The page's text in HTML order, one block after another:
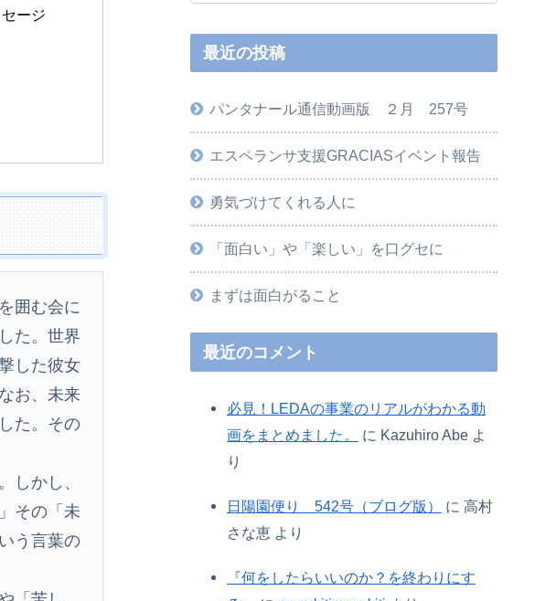
ージ
囲む会に
た。世界
した彼女
お、未来
た。その
しかし、
その「未
う言葉の
最近の投稿
パンタナール通信動画版 ２月 257号
エスペランサ支援GRACIASイベント報告
勇気づけてくれる人に
「面白い」や「楽しい」を口グセに
まずは面白がること
最近のコメント
必見！LEDAの事業のリアルがわかる動
画をまとめました。
に Kazuhiro Abe よ
り
日陽園便り 542号（ブログ版） に 高村
さな恵 より
『何をしたらいいのか？を終わりにす